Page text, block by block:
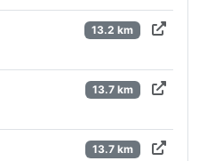
13.2 km
13.7 km
13.7 km